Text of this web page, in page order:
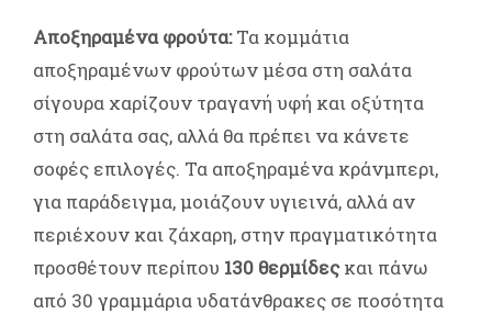
Αποξηραμένα φρούτα: Τα κομμάτια
αποξηραμένων φρούτων μέσα στη σαλάτα
σίγουρα χαρίζουν τραγανή υφή και οξύτητα
στη σαλάτα σας, αλλά θα πρέπει να κάνετε
σοφές επιλογές. Τα αποξηραμένα κράνμπερι,
για παράδειγμα, μοιάζουν υγιεινά, αλλά αν
περιέχουν και ζάχαρη, στην πραγματικότητα
προσθέτουν περίπου 130 θερμίδες και πάνω
από 30 γραμμάρια υδατάνθρακες σε ποσότητα